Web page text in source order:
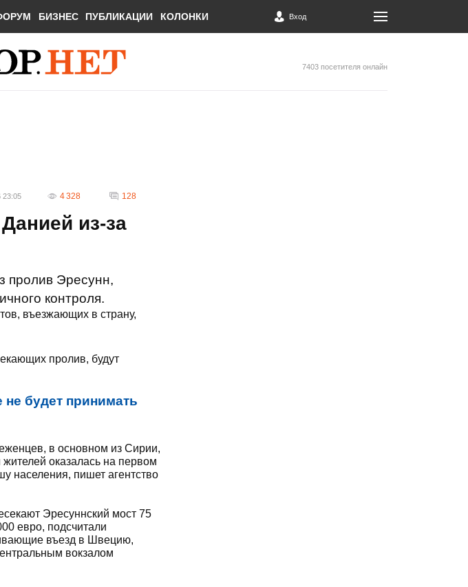
БИЗНЕС ПУБЛИКАЦИИ КОЛОНКИ Вход
7403 посетителя онлайн
23:05 4 328 128
из-за
пролив Эресунн,
контроля.
въезжающих в страну,
пролив, будут
будет принимать
в основном из Сирии,
оказалась на первом
населения, пишет агентство
Эресуннский мост 75
евро, подсчитали
въезд в Швецию,
вокзалом